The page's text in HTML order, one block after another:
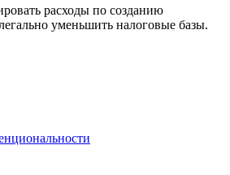
расходы по созданию
уменьшить налоговые базы.